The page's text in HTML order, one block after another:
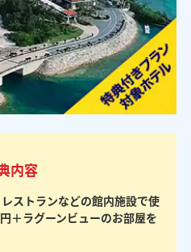
内容
ストランなどの館内施設で使
＋ラグーンビューのお部屋を